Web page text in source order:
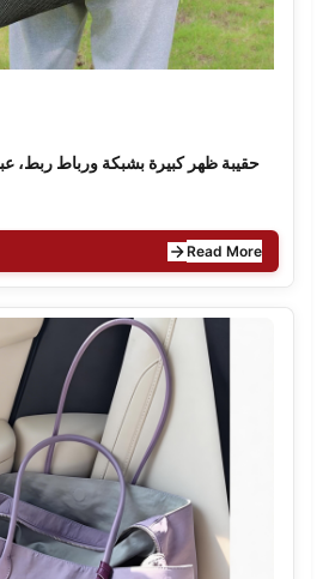
حقيبة ظهر كبيرة بشبكة ورباط ربط،
Read More